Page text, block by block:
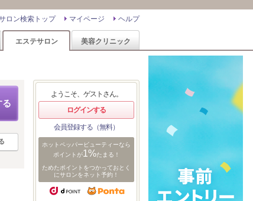
ヘルプ
マイページ
ロン検索トップ
エステサロン 美容クリニック
る
ようこそ、ゲストさん。
ログインする
会員登録する（無料）
ホットペッパービューティーなら
ポイントが1%たまる！
ためたポイントをつかっておとく
にサロンをネット予約！